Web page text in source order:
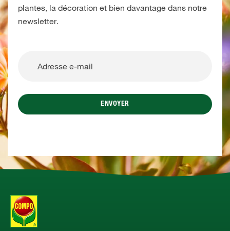
plantes, la décoration et bien davantage dans notre
newsletter.
ENVOYER